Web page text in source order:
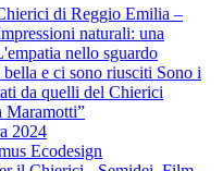
di Reggio Emilia –
naturali: una
nello sguardo
e ci sono riusciti Sono i
da quelli del Chierici
Maramotti”
2024
Ecodesign